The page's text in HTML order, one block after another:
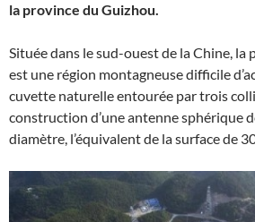
la province du Guizhou.
Située dans le sud-ouest de la Chine, la
est une région montagneuse difficile
cuvette naturelle entourée par trois
construction d’une antenne sphérique
diamètre, l’équivalent de la surface de